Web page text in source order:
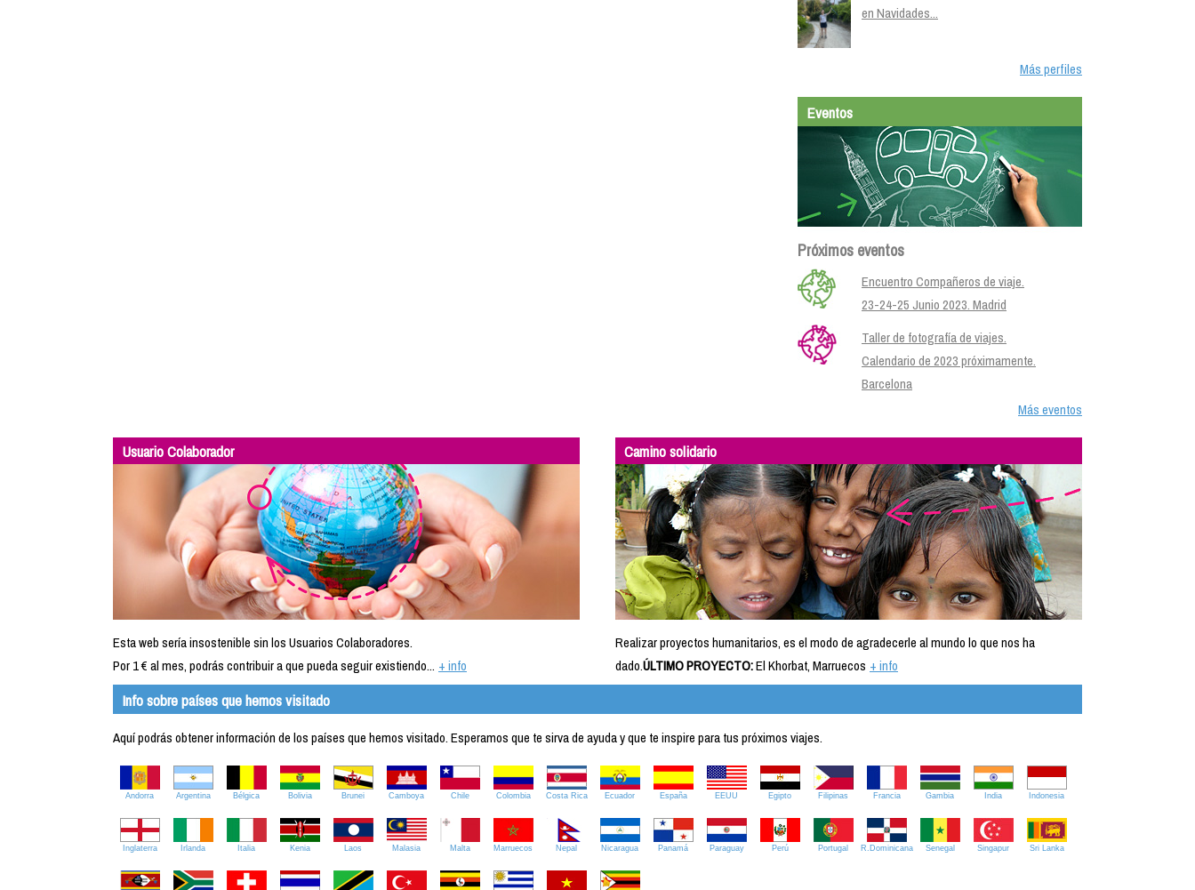
en Navidades...
Más perfiles
Eventos
Próximos eventos
Encuentro Compañeros de viaje.
23-24-25 Junio 2023. Madrid
Taller de fotografía de viajes.
Calendario de 2023 próximamente.
Barcelona
Más eventos
Usuario Colaborador
Esta web sería insostenible sin los Usuarios Colaboradores.
Por 1 € al mes, podrás contribuir a que pueda seguir existiendo... + info
Camino solidario
Realizar proyectos humanitarios, es el modo de agradecerle al mundo lo que nos ha
dado.ÚLTIMO PROYECTO:El Khorbat, Marruecos + info
Info sobre países que hemos visitado
Aquí podrás obtener información de los países que hemos visitado. Esperamos que te sirva de ayuda y que te inspire para tus próximos viajes.
Andorra Argentina Bélgica Bolivia Brunei Camboya Chile Colombia Costa Rica Ecuador España EEUU Egipto Filipinas Francia Gambia India Indonesia
Inglaterra Irlanda Italia Kenia Laos Malasia Malta Marruecos Nepal Nicaragua Panamá Paraguay Perú Portugal R.Dominicana Senegal Singapur Sri Lanka